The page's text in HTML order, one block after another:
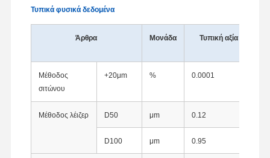
Τυπικά φυσικά δεδομένα
Άρθρα Μονάδα Τυπική αξία
Μέθοδος
σιτώνου
+20μm % 0.0001
Μέθοδος λέιζερ D50 μm 0.12
D100 μm 0.95